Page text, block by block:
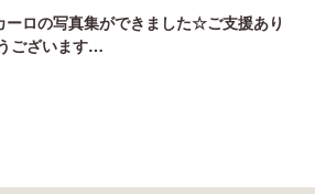
ーロの写真集ができました☆ご支援あり
ございます…